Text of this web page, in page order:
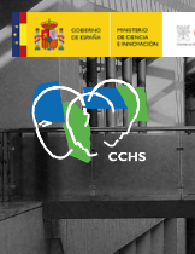
Pasar
al
contenido
principal